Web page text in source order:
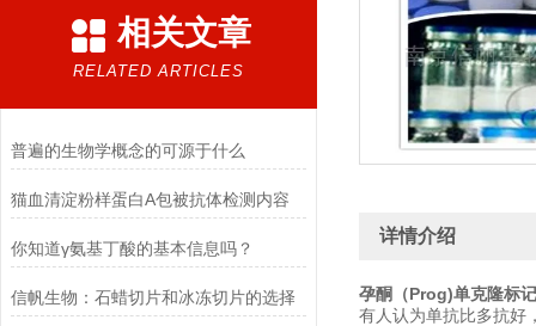
相关文章
RELATED ARTICLES
普遍的生物学概念的可源于什么
猫血清淀粉样蛋白A包被抗体检测内容
你知道γ氨基丁酸的基本信息吗？
信帆生物：石蜡切片和冰冻切片的选择​
详情介绍
孕酮（Prog)单克隆标
有人认为单抗比多抗好